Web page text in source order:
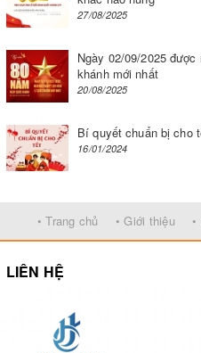
27/08/2025
Ngày 02/09/2025
khánh mới nhất
20/08/2025
Bí quyết chuẩn bị cho
16/01/2024
• Trang chủ • Giới thiệu
LIÊN HỆ